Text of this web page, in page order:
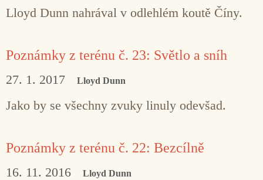
Lloyd Dunn nahrával v odlehlém koutě Číny.
Poznámky z terénu č. 23: Světlo a sníh
27. 1. 2017 Lloyd Dunn
Jako by se všechny zvuky linuly odevšad.
Poznámky z terénu č. 22: Bezcílně
16. 11. 2016 Lloyd Dunn